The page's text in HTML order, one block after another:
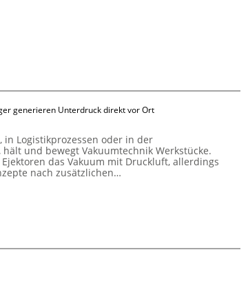
generieren Unterdruck direkt vor Ort
Logistikprozessen oder in der
und bewegt Vakuumtechnik Werkstücke.
das Vakuum mit Druckluft, allerdings
nach zusätzlichen…